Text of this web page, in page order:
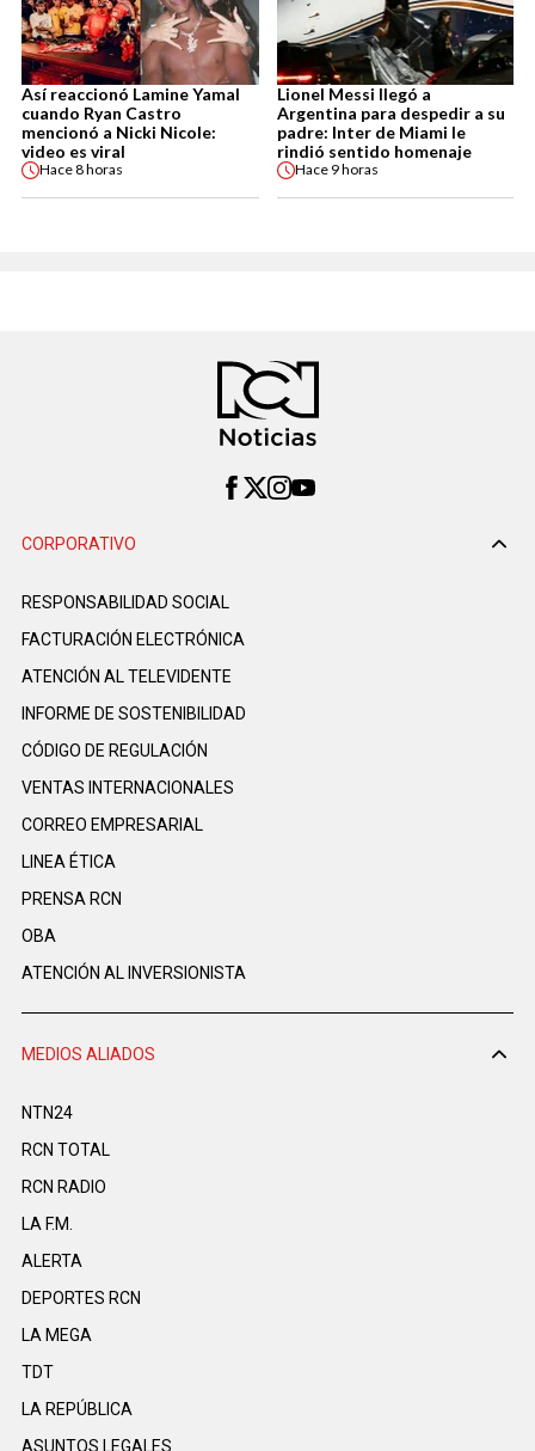
Así reaccionó Lamine Yamal
cuando Ryan Castro
mencionó a Nicki Nicole:
video es viral
Hace8 horas
Lionel Messi llegó a
Argentina para despedir a su
padre: Inter de Miami le
rindió sentido homenaje
Hace 9 horas
CORPORATIVO
RESPONSABILIDAD SOCIAL
FACTURACIÓN ELECTRÓNICA
ATENCIÓN AL TELEVIDENTE
INFORME DE SOSTENIBILIDAD
CÓDIGO DE REGULACIÓN
VENTAS INTERNACIONALES
CORREO EMPRESARIAL
LINEA ÉTICA
PRENSA RCN
OBA
ATENCIÓN AL INVERSIONISTA
MEDIOS ALIADOS
NTN24
RCN TOTAL
RCN RADIO
LA F.M.
ALERTA
DEPORTES RCN
LA MEGA
TDT
LA REPÚBLICA
ASUNTOS LEGALES